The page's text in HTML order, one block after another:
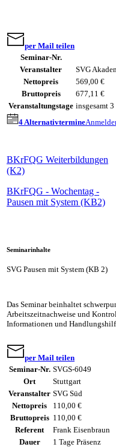
per Mail teilen
Seminar-Nr.
Veranstalter
SVG
Nettopreis
569,00 €
Bruttopreis
677,11 €
Veranstaltungstage insgesamt
4 Alternativtermine
BKrFQG Weiterbildungen
(K2)
BKrFQG - Wochentag -
Pausen mit System (KB2)
Seminarinhalte
SVG Pausen mit System (KB 2)
Das Seminar beinhaltet
Arbeitszeitnachweise und
Informationen und
per Mail teilen
Seminar-Nr. SVGS-6049
Ort
Stuttgart
Veranstalter SVG Süd
Nettopreis
110,00 €
Bruttopreis 110,00 €
Referent
Frank Eisenbraun
Dauer
1 Tage Präsenz